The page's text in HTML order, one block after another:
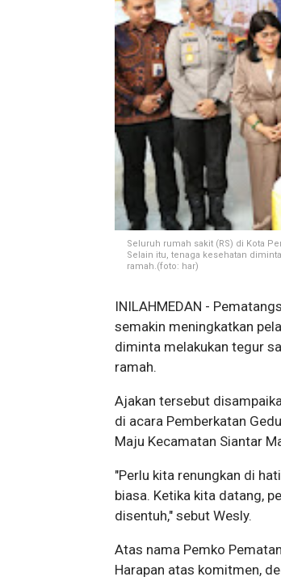
Seluruh rumah sakit (RS) di Kota
Selain itu, tenaga kesehatan
ramah.(foto: har)
INILAHMEDAN -
semakin meningkatkan
diminta melakukan tegur
ramah.
Ajakan tersebut
di acara Pemberkatan
Maju Kecamatan Siantar
"Perlu kita renungkan di
biasa. Ketika kita datang,
disentuh," sebut Wesly.
Atas nama Pemko
Harapan atas komitmen,